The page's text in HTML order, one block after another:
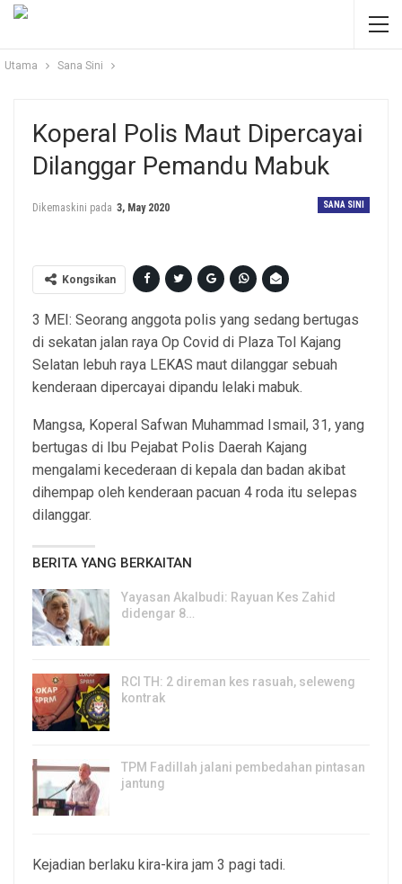
Utama Sana Sini
Koperal Polis Maut Dipercayai
Dilanggar Pemandu Mabuk
SANA SINI
Dikemaskini pada 3, May 2020
Kongsikan
3 MEI: Seorang anggota polis yang sedang bertugas
di sekatan jalan raya Op Covid di Plaza Tol Kajang
Selatan lebuh raya LEKAS maut dilanggar sebuah
kenderaan dipercayai dipandu lelaki mabuk.
Mangsa, Koperal Safwan Muhammad Ismail, 31, yang
bertugas di Ibu Pejabat Polis Daerah Kajang
mengalami kecederaan di kepala dan badan akibat
dihempap oleh kenderaan pacuan 4 roda itu selepas
dilanggar.
BERITA YANG BERKAITAN
Yayasan Akalbudi: Rayuan Kes Zahid
didengar 8…
RCI TH: 2 direman kes rasuah, seleweng
kontrak
TPM Fadillah jalani pembedahan pintasan
jantung
Kejadian berlaku kira-kira jam 3 pagi tadi.